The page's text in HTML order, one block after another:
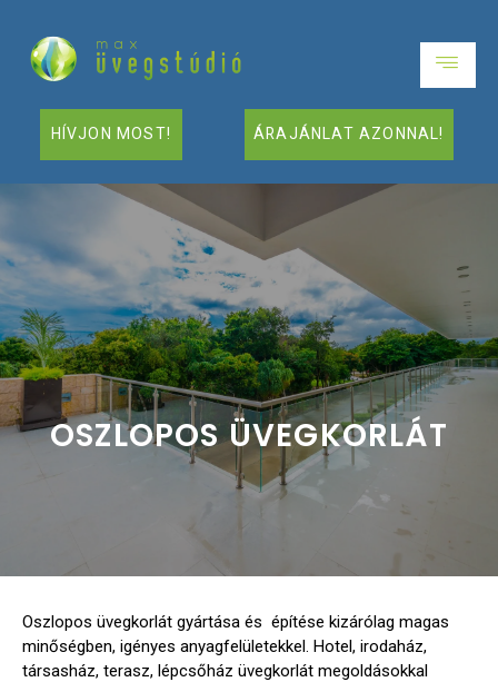
HÍVJON MOST! ÁRAJÁNLAT AZONNAL!
OSZLOPOS ÜVEGKORLÁT
Oszlopos üvegkorlát gyártása és építése kizárólag magas
minőségben, igényes anyagfelületekkel. Hotel, irodaház,
társasház, terasz, lépcsőház üvegkorlát megoldásokkal